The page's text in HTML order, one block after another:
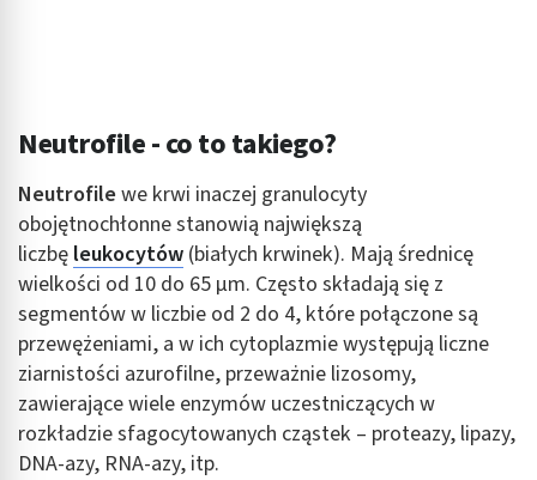
Neutrofile - co to takiego?
Neutrofilewe krwi inaczej granulocyty
obojętnochłonne stanowią największą
liczbę leukocytów (białych krwinek). Mają średnicę
wielkości od 10 do 65 µm. Często składają się z
segmentów w liczbie od 2 do 4, które połączone są
przewężeniami, a w ich cytoplazmie występują liczne
ziarnistości azurofilne, przeważnie lizosomy,
zawierające wiele enzymów uczestniczących w
rozkładzie sfagocytowanych cząstek – proteazy, lipazy,
DNA-azy, RNA-azy, itp.